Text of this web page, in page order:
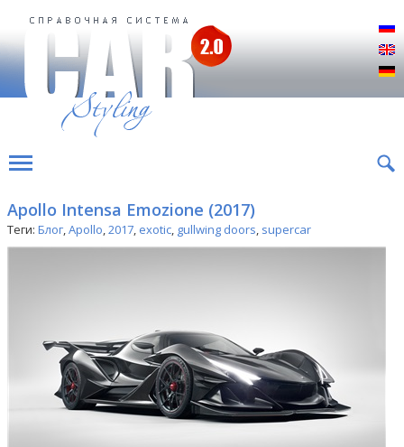
Apollo Intensa Emozione (2017)
Теги: Блог,Apollo,2017, exotic, gullwing doors, supercar